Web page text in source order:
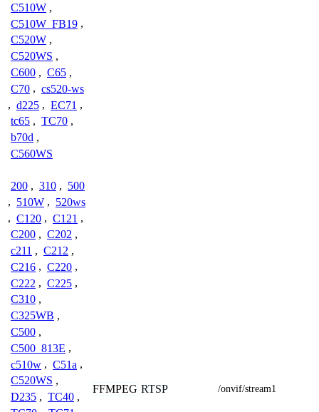
C510W ,
C510W_FB19 ,
C520W ,
C520WS ,
C600 , C65 ,
C70 , cs520-ws
, d225 , EC71 ,
tc65 , TC70 ,
b70d ,
C560WS
200 , 310 , 500
, 510W , 520ws
, C120 , C121 ,
C200 , C202 ,
c211 , C212 ,
C216 , C220 ,
C222 , C225 ,
C310 ,
C325WB ,
C500 ,
C500_813E ,
c510w , C51a ,
C520WS ,
D235 , TC40 ,
FFMPEG RTSP /onvif/stream1